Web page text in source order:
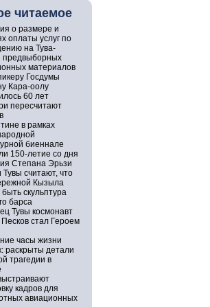
читаемое
о размере и
оплаты услуг по
на Тува-
предвыборных
материалов
Госдумы
Кара-оолу
60 лет
пересчитают
в рамках
биеннале
150-летие со дня
Степана Эрьзи
считают, что
Кызыла
скульптура
барса
Тувы космонавт
стал Героем
часы жизни
раскрыты детали
трагедии в
кадров для
авиационных